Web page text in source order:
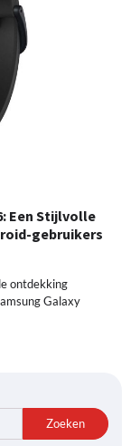
Een Stijlvolle
gebruikers
ontdekking
Galaxy
Zoeken